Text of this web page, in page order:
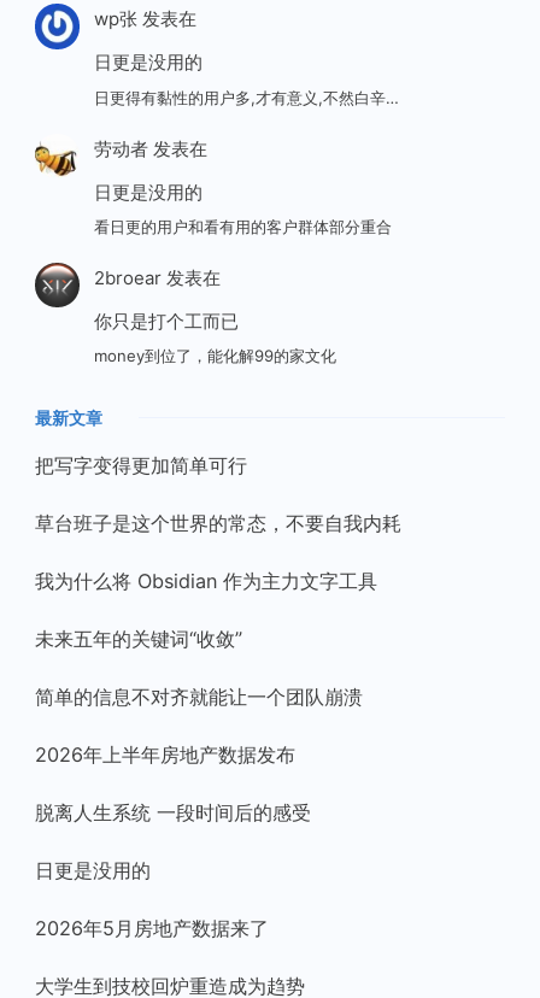
wp张发表在
日更是没用的
日更得有黏性的用户多,才有意义,不然白辛…
劳动者发表在
日更是没用的
看日更的用户和看有用的客户群体部分重合
2broear发表在
你只是打个工而已
money到位了，能化解99的家文化
最新文章
把写字变得更加简单可行
草台班子是这个世界的常态，不要自我内耗
我为什么将 Obsidian 作为主力文字工具
未来五年的关键词“收敛”
简单的信息不对齐就能让一个团队崩溃
2026年上半年房地产数据发布
脱离人生系统 一段时间后的感受
日更是没用的
2026年5月房地产数据来了
大学生到技校回炉重造成为趋势